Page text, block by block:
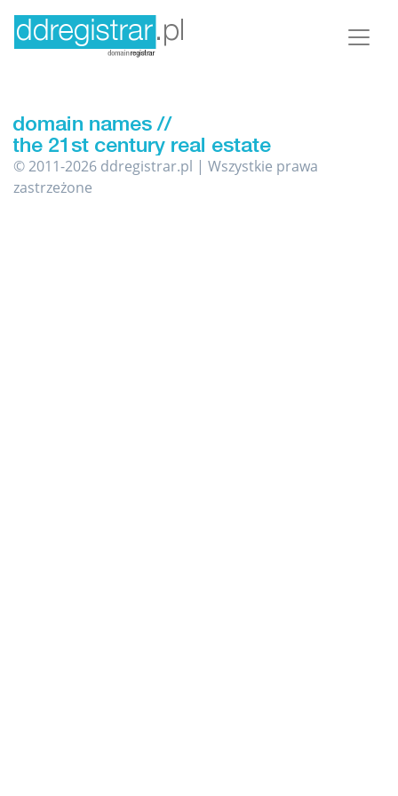
© 2011-2026 ddregistrar.pl | Wszystkie prawa
zastrzeżone